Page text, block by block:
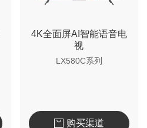
4K全面屏AI智能语音电
视
LX580C系列
购买渠道